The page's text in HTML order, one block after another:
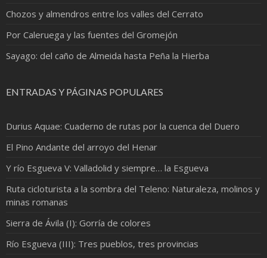
Chozos y almendros entre los valles del Cerrato
Por Caleruega y las fuentes del Gromejón
Sayago: del caño de Almeida hasta Peña la Hierba
ENTRADAS Y PÁGINAS POPULARES
Durius Aquae: Cuaderno de rutas por la cuenca del Duero
El Pino Andante del arroyo del Henar
Y río Esgueva V: Valladolid y siempre… la Esgueva
Ruta cicloturista a la sombra del Teleno: Naturaleza, molinos y
minas romanas
Sierra de Ávila (I): Gorría de colores
Río Esgueva (III): Tres pueblos, tres provincias